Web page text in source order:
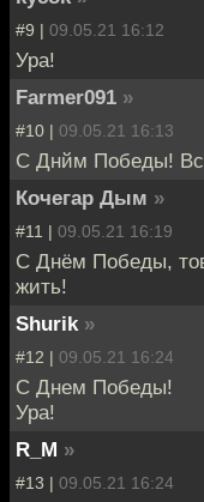
#9 | 09.05.21 16:12
Ура!
Farmer091 »
#10 | 09.05.21 16:13
С Днйм Победы!
Кочегар Дым »
#11 | 09.05.21 16:19
С Днём Победы,
жить!
Shurik »
#12 | 09.05.21 16:24
С Днем Победы!
Ура!
R_M »
#13 | 09.05.21 16:24